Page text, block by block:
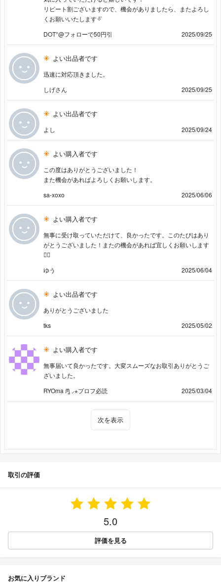
リピート割ございますので、機会がありましたら、またよろし
くお願いいたします✧⃛
DOT°@フォローで50円引
2025/09/25
よい出品者です
迅速に対応頂きました。
しげさん
2025/09/25
よい出品者です
よし 2025/09/24
よい購入者です
この度はありがとうございました！
また機会があればよろしくお願いします。
sa-xoxo
2025/06/06
よい購入者です
無事に受け取っていただけて、良かったです。このたびはあり
がとうございました！またの機会があれば宜しくお願いします
🙇‍♀️
ゆう
2025/06/04
よい出品者です
ありがとうございました
tks
2025/05/02
よい購入者です
無事届いて良かったです。大変スムーズなお取引ありがとうご
ざいました。
RYOma ᙏ̤̫ ⸝⋆プロフ必読
2025/03/04
次を表示
取引の評価
5.0
評価を見る
お気に入りブランド